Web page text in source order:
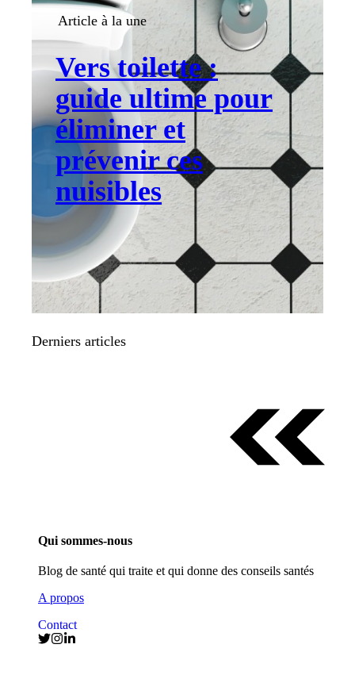
Article à la une
Vers toilette :
guide ultime pour
éliminer et
prévenir ces
nuisibles
Derniers articles
Qui sommes-nous
Blog de santé qui traite et qui donne des conseils santés
A propos
Contact